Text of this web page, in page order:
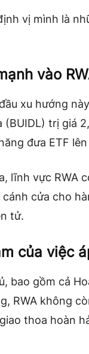
vị mình là
vào
xu hướng
trị giá
đưa ETF
lĩnh vực RWA
cánh cửa cho
tử.
của việc
bao gồm cả
RWA không
thoa hoàn